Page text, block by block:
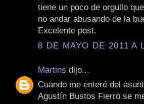
tiene un poco de orgullo
no andar abusando de la
Excelente post.
8 DE MAYO DE 2011 A
Martins dijo...
Cuando me enteré del
Agustín Bustos Fierro se